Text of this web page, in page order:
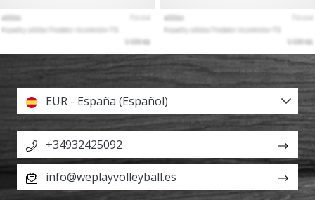
EUR - España (Español)
+34932425092
info@weplayvolleyball.es